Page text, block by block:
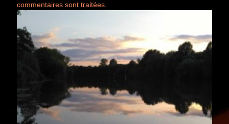
commentaires sont traitées.